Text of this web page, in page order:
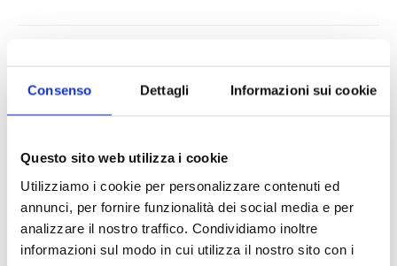
Consenso Dettagli Informazioni sui cookie
Questo sito web utilizza i cookie
Utilizziamo i cookie per personalizzare contenuti ed
annunci, per fornire funzionalità dei social media e per
analizzare il nostro traffico. Condividiamo inoltre
informazioni sul modo in cui utilizza il nostro sito con i